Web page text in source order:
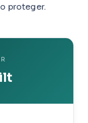
proteger.